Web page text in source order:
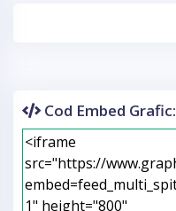
Cod Embed Grafic: